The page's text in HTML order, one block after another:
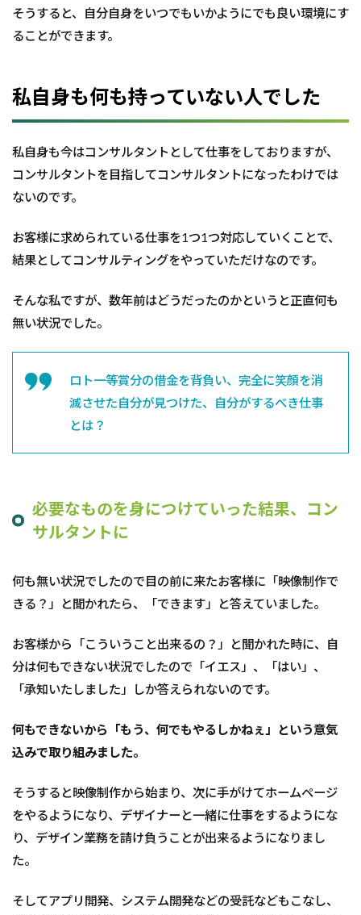
そうすると、自分自身をいつでもいかようにでも良い環境にす
ることができます。
私自身も何も持っていない人でした
私自身も今はコンサルタントとして仕事をしておりますが、
コンサルタントを目指してコンサルタントになったわけでは
ないのです。
お客様に求められている仕事を1つ1つ対応していくことで、
結果としてコンサルティングをやっていただけなのです。
そんな私ですが、数年前はどうだったのかというと正直何も
無い状況でした。
ロト一等賞分の借金を背負い、完全に笑顔を消
滅させた自分が見つけた、自分がするべき仕事
とは？
必要なものを身につけていった結果、コン
サルタントに
何も無い状況でしたので目の前に来たお客様に「映像制作で
きる？」と聞かれたら、「できます」と答えていました。
お客様から「こういうこと出来るの？」と聞かれた時に、自
分は何もできない状況でしたので「イエス」、「はい」、
「承知いたしました」しか答えられないのです。
何もできないから「もう、何でもやるしかねぇ」という意気
込みで取り組みました。
そうすると映像制作から始まり、次に手がけてホームページ
をやるようになり、デザイナーと一緒に仕事をするようにな
り、デザイン業務を請け負うことが出来るようになりまし
た。
そしてアプリ開発、システム開発などの受託などもこなし、